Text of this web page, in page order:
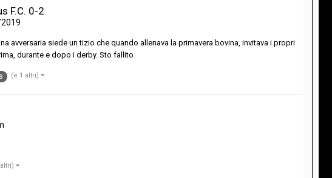
F.C. 0-2
avversaria siede un tizio che quando allenava la primavera bovina, invitava i propri
durante e dopo i derby. Sto fallito
(e 1 altri)